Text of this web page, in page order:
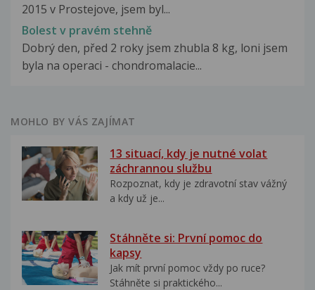
2015 v Prostejove, jsem byl...
Bolest v pravém stehně
Dobrý den, před 2 roky jsem zhubla 8 kg, loni jsem
byla na operaci - chondromalacie...
MOHLO BY VÁS ZAJÍMAT
13 situací, kdy je nutné volat
záchrannou službu
Rozpoznat, kdy je zdravotní stav vážný
a kdy už je...
Stáhněte si: První pomoc do
kapsy
Jak mít první pomoc vždy po ruce?
Stáhněte si praktického...